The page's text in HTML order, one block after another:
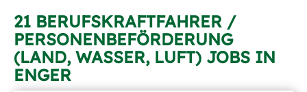
21 BERUFSKRAFTFAHRER /
PERSONENBEFÖRDERUNG
(LAND, WASSER, LUFT) JOBS IN
ENGER